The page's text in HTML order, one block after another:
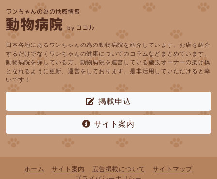
ワンちゃんの為の地域情報
動物病院 by ココル
日本各地にあるワンちゃんの為の動物病院を紹介しています。お店を紹介
するだけでなくワンちゃんの健康についてのコラムなどまとめています。
動物病院を探している方、動物病院を運営している施設オーナーの架け橋
となれるように更新、運営をしております。是非活用していただけると幸
いです！
掲載申込
サイト案内
ホーム サイト案内 広告掲載について
サイトマップ